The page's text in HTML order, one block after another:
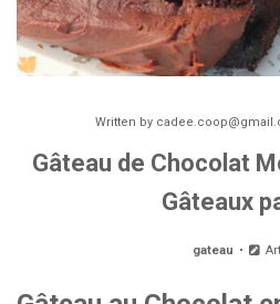
Written by
Gâteau de Chocolat
Gâteaux
gateau